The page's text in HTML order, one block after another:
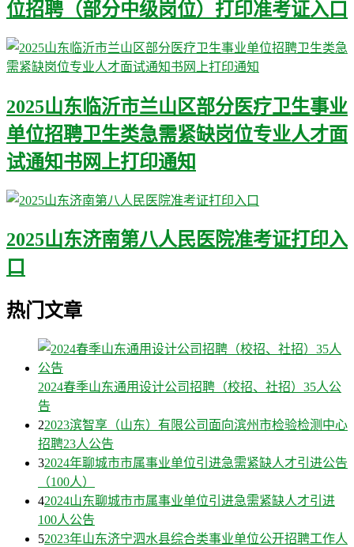
位招聘（部分中级岗位）打印准考证入口
2025山东临沂市兰山区部分医疗卫生事业
单位招聘卫生类急需紧缺岗位专业人才面
试通知书网上打印通知
2025山东济南第八人民医院准考证打印入
口
热门文章
2024春季山东通用设计公司招聘（校招、社招）35人公
告
22023滨智享（山东）有限公司面向滨州市检验检测中心
招聘23人公告
32024年聊城市市属事业单位引进急需紧缺人才引进公告
（100人）
42024山东聊城市市属事业单位引进急需紧缺人才引进
100人公告
52023年山东济宁泗水县综合类事业单位公开招聘工作人